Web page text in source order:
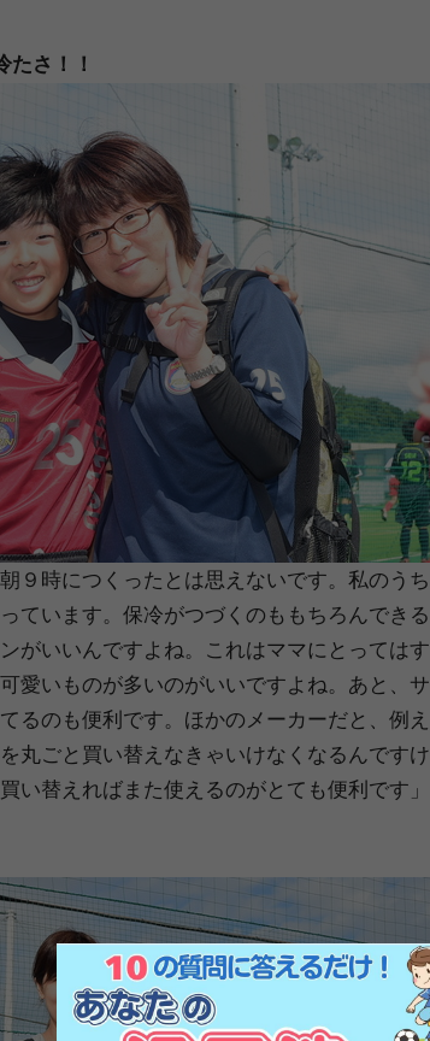
さ！！
９時につくったとは思えないです。私のうち
ています。保冷がつづくのももちろんできる
がいいんですよね。これはママにとってはす
愛いものが多いのがいいですよね。あと、サ
るのも便利です。ほかのメーカーだと、例え
丸ごと買い替えなきゃいけなくなるんですけ
い替えればまた使えるのがとても便利です」